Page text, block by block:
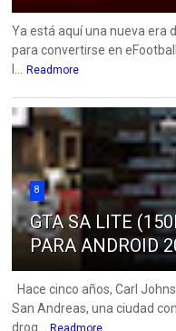
Ya está aquí una nueva era
para convertirse en
l... Readmore
8
GTA SA LITE
PARA ANDROID
Hace cinco años, Carl
San Andreas, una ciudad
drog...